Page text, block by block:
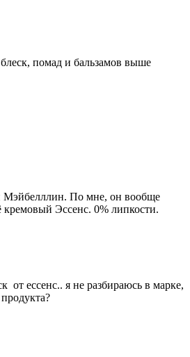
помад и бальзамов выше
Мэйбелллин. По мне, он вообще
Эссенс. 0% липкости.
от ессенс.. я не разбираюсь в марке,